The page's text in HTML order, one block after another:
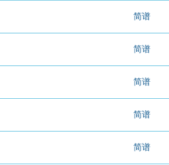
简谱
简谱
简谱
简谱
简谱